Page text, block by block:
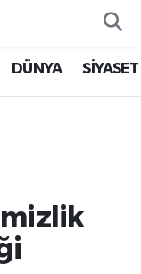
DÜNYA SİYASET